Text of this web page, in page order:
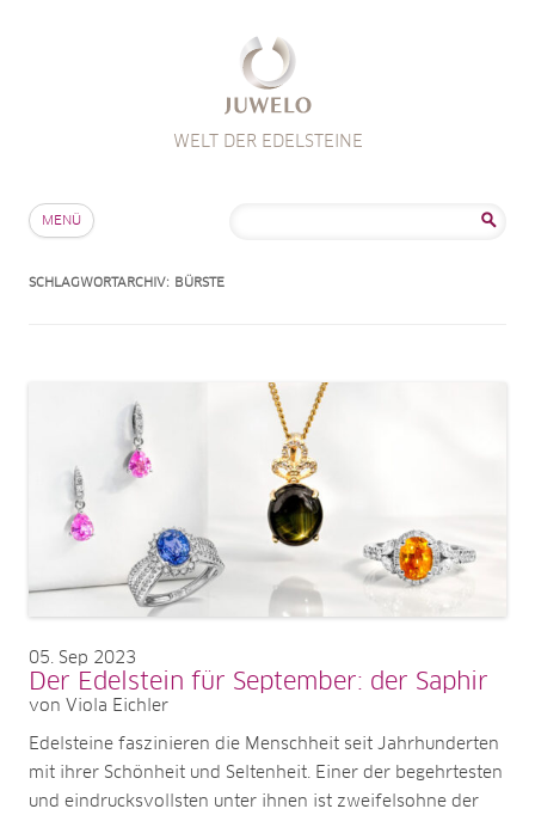
WELT DER EDELSTEINE
MENÜ
SCHLAGWORTARCHIV: BÜRSTE
05 Sep 2023
Der Edelstein für September: der Saphir
von Viola Eichler
Edelsteine faszinieren die Menschheit seit Jahrhunderten
mit ihrer Schönheit und Seltenheit. Einer der begehrtesten
und eindrucksvollsten unter ihnen ist zweifelsohne der